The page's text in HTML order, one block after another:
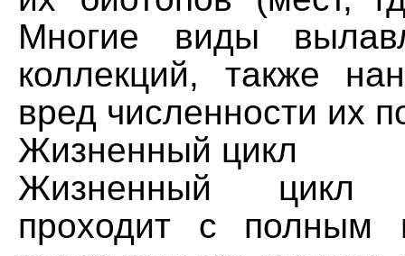
Многие виды
коллекций, также
вред численности их
Жизненный цикл
Жизненный цикл
проходит с полным